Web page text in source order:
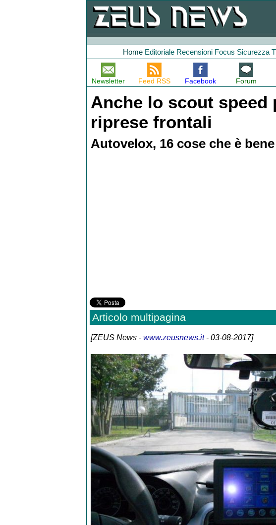
Home Editoriale Recensioni Focus Sicurezza
Newsletter Feed RSS Facebook Forum
Anche lo scout speed
riprese frontali
Autovelox, 16 cose che è
Articolo multipagina
[ZEUS News- www.zeusnews.it- 03-08-2017]